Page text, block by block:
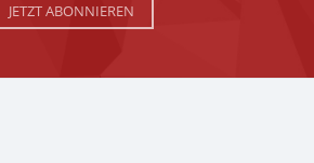
JETZT ABONNIEREN